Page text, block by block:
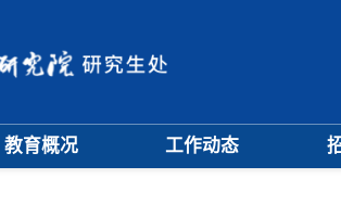
教育概况 工作动态